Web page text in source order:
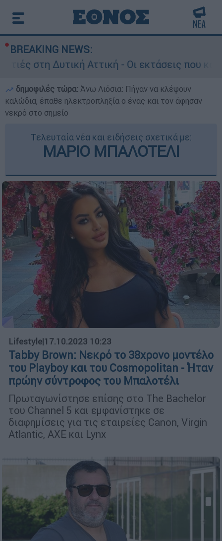
BREAKING NEWS:
Αττική - Οι εκτάσεις που κάηκαν και η
δημοφιλές τώρα: Άνω Λιόσια: Πήγαν να κλέψουν
καλώδια, έπαθε ηλεκτροπληξία ο ένας και τον άφησαν
νεκρό στο σημείο
Τελευταία νέα και ειδήσεις σχετικά με:
ΜΑΡΙΟ ΜΠΑΛΟΤΕΛΙ
Lifestyle|17.10.2023 10:23
Tabby Brown: Νεκρό το 38χρονο μοντέλο
του Playboy και του Cosmopolitan - Ήταν
πρώην σύντροφος του Μπαλοτέλι
Πρωταγωνίστησε επίσης στο The Bachelor
του Channel 5 και εμφανίστηκε σε
διαφημίσεις για τις εταιρείες Canon, Virgin
Atlantic, AXE και Lynx